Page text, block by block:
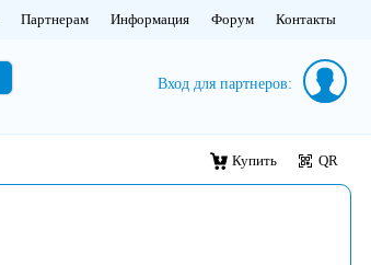
Партнерам Информация Форум Контакты
Вход для партнеров:
Купить QR